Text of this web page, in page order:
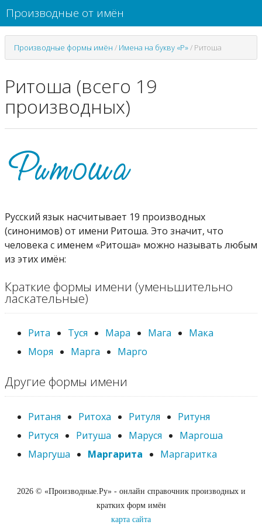
Производные от имён
Производные формы имён / Имена на букву «Р»/ Ритоша
Ритоша (всего 19
производных)
Русский язык насчитывает 19 производных
(синонимов) от имени Ритоша. Это значит, что
человека с именем «Ритоша» можно называть любым
из этих имён:
Краткие формы имени (уменьшительно
ласкательные)
Рита Туся Мара Мага
Мака
Моря
Марга Марго
Другие формы имени
Ританя Ритоха Ритуля
Ритуня
Ритуся
Ритуша Маруся
Маргоша
Маргуша
Маргарита Маргаритка
2026 © «Производные.Ру» - онлайн справочник производных и
кратких форм имён
карта сайта